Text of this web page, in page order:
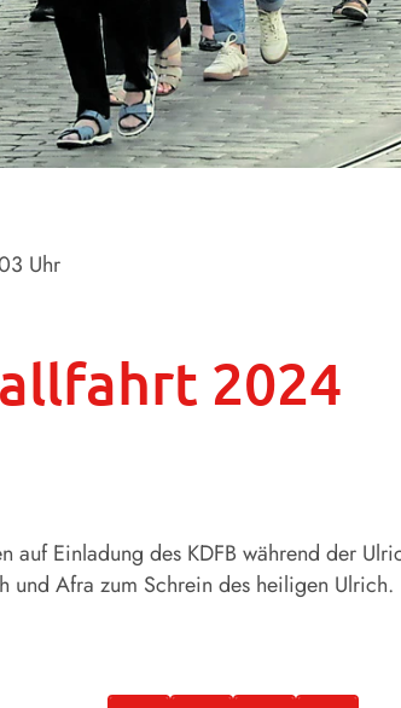
Uhr
2024
auf Einladung des KDFB während der
und Afra zum Schrein des heiligen Ulrich.